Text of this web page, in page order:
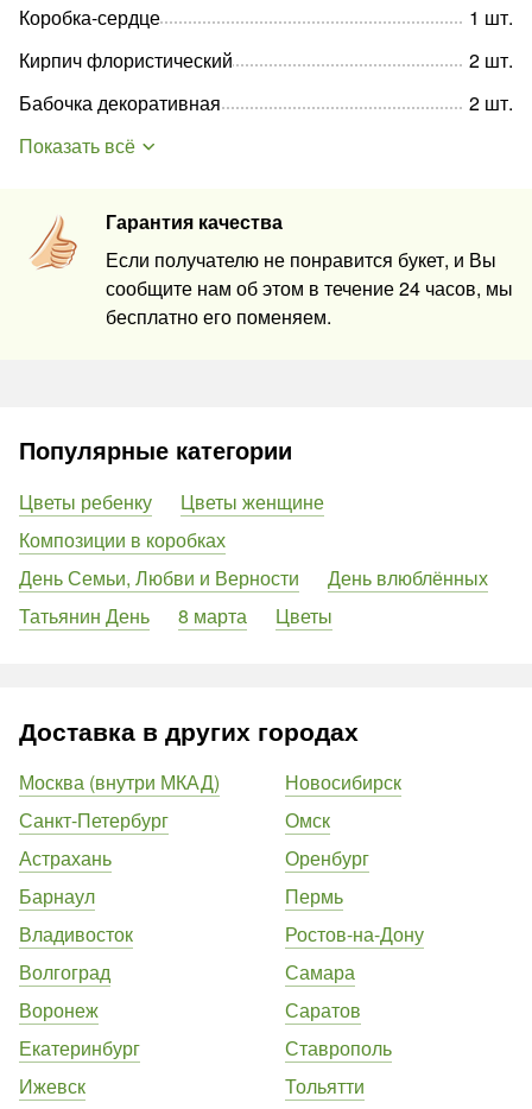
Гарантия качества
Если получателю не понравится букет, и Вы
сообщите нам об этом в течение 24 часов, мы
бесплатно его поменяем.
Коробка-сердце 1 шт.
Кирпич флористический
2 шт.
Бабочка декоративная
2 шт.
Показать всё
Популярные категории
Цветы ребенку
Цветы женщине
Композиции в коробках
День Семьи, Любви и Верности
День влюблённых
Татьянин День
8 марта Цветы
Доставка в других городах
Москва (внутри МКАД)
Санкт-Петербург
Астрахань
Барнаул
Владивосток
Волгоград
Воронеж
Екатеринбург
Ижевск
Новосибирск
Омск
Оренбург
Пермь
Ростов-на-Дону
Самара
Саратов
Ставрополь
Тольятти